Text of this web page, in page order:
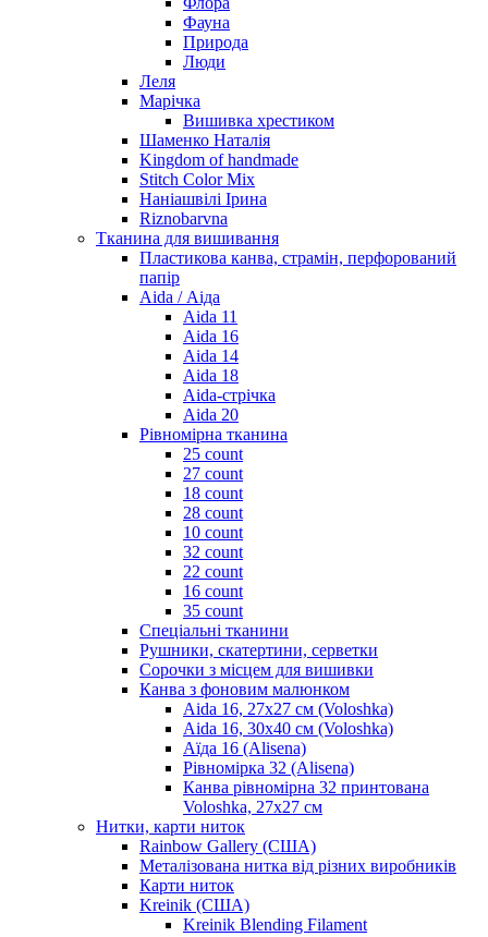
Фауна
Природа
Люди
Леля
Марічка
Вишивка хрестиком
Шаменко Наталія
Kingdom of handmade
Stitch Color Mix
Наніашвілі Ірина
Riznobarvna
Тканина для вишивання
Пластикова канва, страмін, перфорований
папір
Aida / Аіда
Aida 11
Aida 16
Aida 14
Aida 18
Aida-стрічка
Aida 20
Рівномірна тканина
25 count
27 count
18 count
28 count
10 count
32 count
22 count
16 count
35 count
Спеціальні тканини
Рушники, скатертини, серветки
Сорочки з місцем для вишивки
Канва з фоновим малюнком
Aida 16, 27х27 см (Voloshka)
Aida 16, 30х40 см (Voloshka)
Аїда 16 (Alisena)
Рівномірка 32 (Alisena)
Канва рівномірна 32 принтована
Voloshka, 27х27 см
Нитки, карти ниток
Rainbow Gallery (США)
Металізована нитка від різних виробників
Карти ниток
Kreinik (США)
Kreinik Blending Filament